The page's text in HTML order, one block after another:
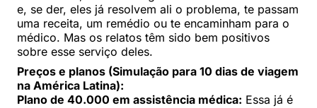
e, se der, eles já resolvem ali o problema, te passam
uma receita, um remédio ou te encaminham para o
médico. Mas os relatos têm sido bem positivos
sobre esse serviço deles.
Preços e planos (Simulação para 10 dias de viagem
na América Latina):
Plano de 40.000 em assistência médica: Essa já é